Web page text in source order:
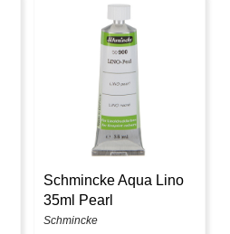
Schmincke Aqua Lino
35ml Pearl
Schmincke